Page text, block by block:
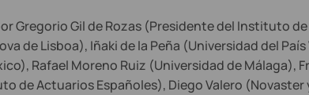
Gregorio Gil de Rozas (Presidente del Instituto
de Lisboa), Iñaki de la Peña (Universidad del
Rafael Moreno Ruiz (Universidad de Málaga),
de Actuarios Españoles), Diego Valero (Novaster